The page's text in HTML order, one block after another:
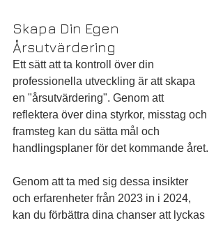
Skapa Din Egen
Årsutvärdering
Ett sätt att ta kontroll över din
professionella utveckling är att skapa
en "årsutvärdering". Genom att
reflektera över dina styrkor, misstag och
framsteg kan du sätta mål och
handlingsplaner för det kommande året.
Genom att ta med sig dessa insikter
och erfarenheter från 2023 in i 2024,
kan du förbättra dina chanser att lyckas